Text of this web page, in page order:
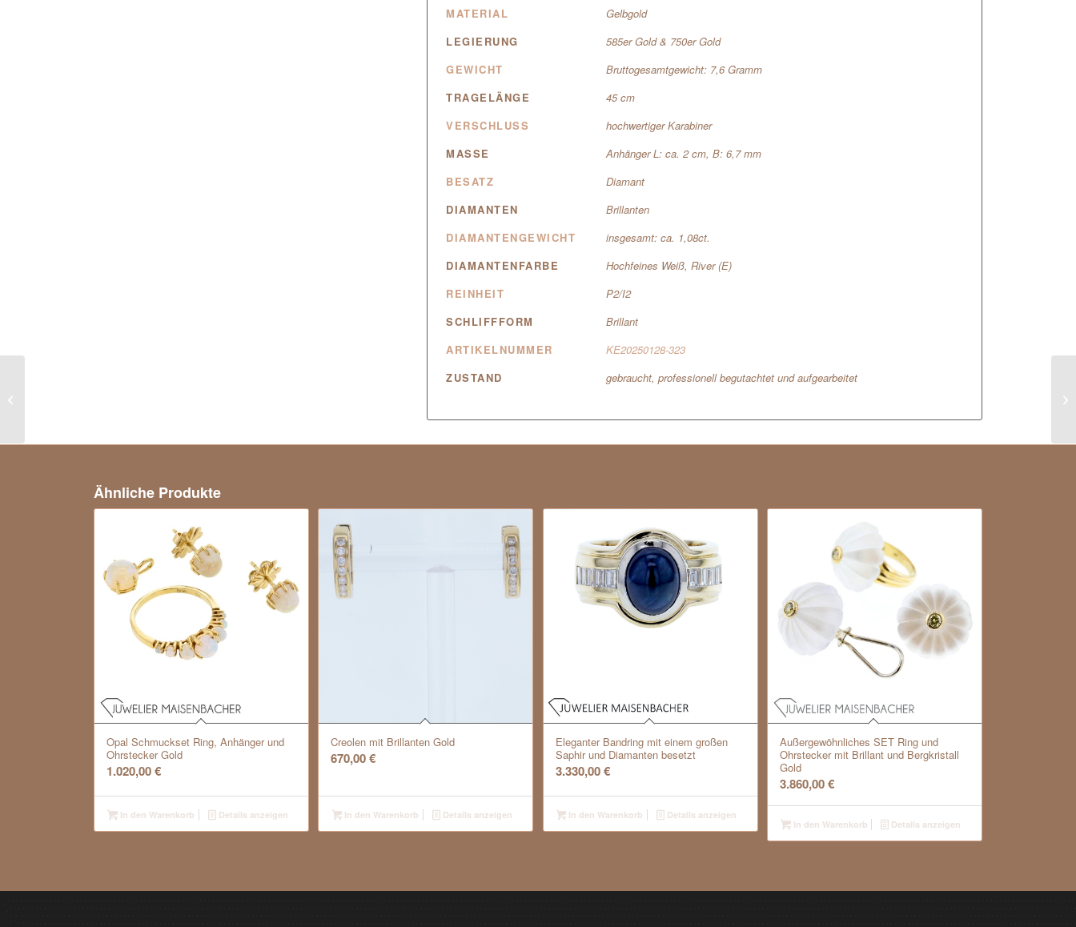
MATERIAL
Gelbgold
LEGIERUNG
585er Gold & 750er Gold
GEWICHT
Bruttogesamtgewicht: 7,6 Gramm
TRAGELÄNGE
45 cm
VERSCHLUSS
hochwertiger Karabiner
MASSE
Anhänger L: ca. 2 cm, B: 6,7 mm
BESATZ
Diamant
DIAMANTEN
Brillanten
DIAMANTENGEWICHT
insgesamt: ca. 1,08ct.
DIAMANTENFARBE
Hochfeines Weiß, River (E)
REINHEIT
P2/I2
SCHLIFFFORM
Brillant
ARTIKELNUMMER
KE20250128-323
ZUSTAND
gebraucht, professionell begutachtet und aufgearbeitet
Ähnliche Produkte
Opal Schmuckset Ring, Anhänger und
Ohrstecker Gold
1.020,00€
In den Warenkorb Details anzeigen
Creolen mit Brillanten Gold
670,00€
In den Warenkorb Details anzeigen
Eleganter Bandring mit einem großen
Saphir und Diamanten besetzt
3.330,00€
In den Warenkorb Details anzeigen
Außergewöhnliches SET Ring und
Ohrstecker mit Brillant und Bergkristall
Gold
3.860,00€
In den Warenkorb Details anzeigen